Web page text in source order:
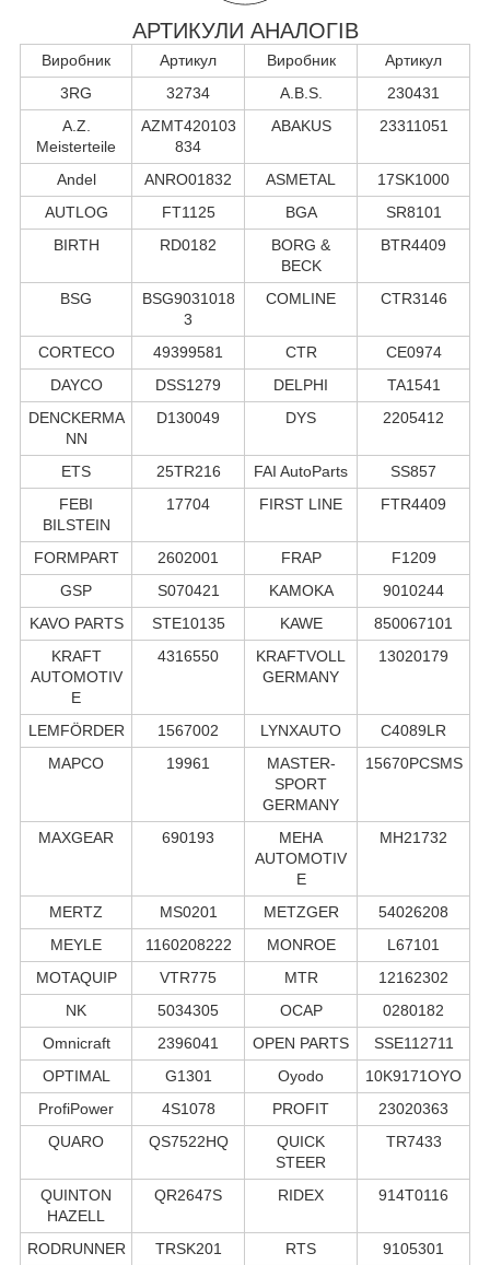
АРТИКУЛИ АНАЛОГІВ
Виробник Артикул Виробник
Артикул
3RG
32734 A.B.S.
230431
A.Z.
Meisterteile
AZMT420103
834
ABAKUS 23311051
Andel ANRO01832 ASMETAL
17SK1000
AUTLOG
FT1125 BGA
SR8101
BIRTH
RD0182
BORG &
BECK
BTR4409
BSG
BSG9031018
3
COMLINE CTR3146
CORTECO 49399581 CTR
CE0974
DAYCO
DSS1279 DELPHI
TA1541
DENCKERMA
NN
D130049 DYS 2205412
ETS 25TR216 FAI AutoParts
SS857
FEBI
BILSTEIN
17704 FIRST LINE FTR4409
FORMPART 2602001 FRAP
F1209
GSP
S070421 KAMOKA
9010244
KAVO PARTS
STE10135 KAWE
850067101
KRAFT
AUTOMOTIV
E
4316550
KRAFTVOLL
GERMANY
13020179
LEMFÖRDER 1567002 LYNXAUTO
C4089LR
MAPCO
19961
MASTER-
SPORT
GERMANY
15670PCSMS
MAXGEAR 690193
MEHA
AUTOMOTIV
E
MH21732
MERTZ MS0201 METZGER
54026208
MEYLE
1160208222 MONROE
L67101
MOTAQUIP
VTR775 MTR
12162302
NK
5034305 OCAP
0280182
Omnicraft
2396041 OPEN PARTS
SSE112711
OPTIMAL
G1301 Oyodo
10K9171OYO
ProfiPower
4S1078 PROFIT
23020363
QUARO
QS7522HQ
QUICK
STEER
TR7433
QUINTON
HAZELL
QR2647S RIDEX 914T0116
RODRUNNER TRSK201 RTS
9105301